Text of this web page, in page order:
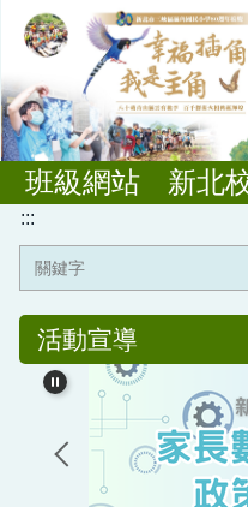
跳
到
要
內
容
區班級網站 新北
:::
行政規章
教務業務
學輔業務
總務業務
活動宣導